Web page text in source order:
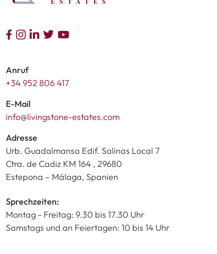
Anruf
+34 952 806 417
E-Mail
info@livingstone-estates.com
Adresse
Urb. Guadalmansa Edif. Salinas Local 7
Ctra. de Cadiz KM 164 , 29680
Estepona – Málaga, Spanien
Sprechzeiten:
Montag - Freitag: 9.30 bis 17.30 Uhr
Samstags und an Feiertagen: 10 bis 14 Uhr